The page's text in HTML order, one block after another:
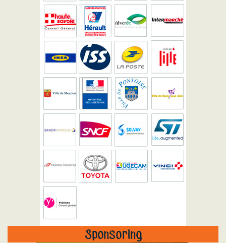
Sponsoring